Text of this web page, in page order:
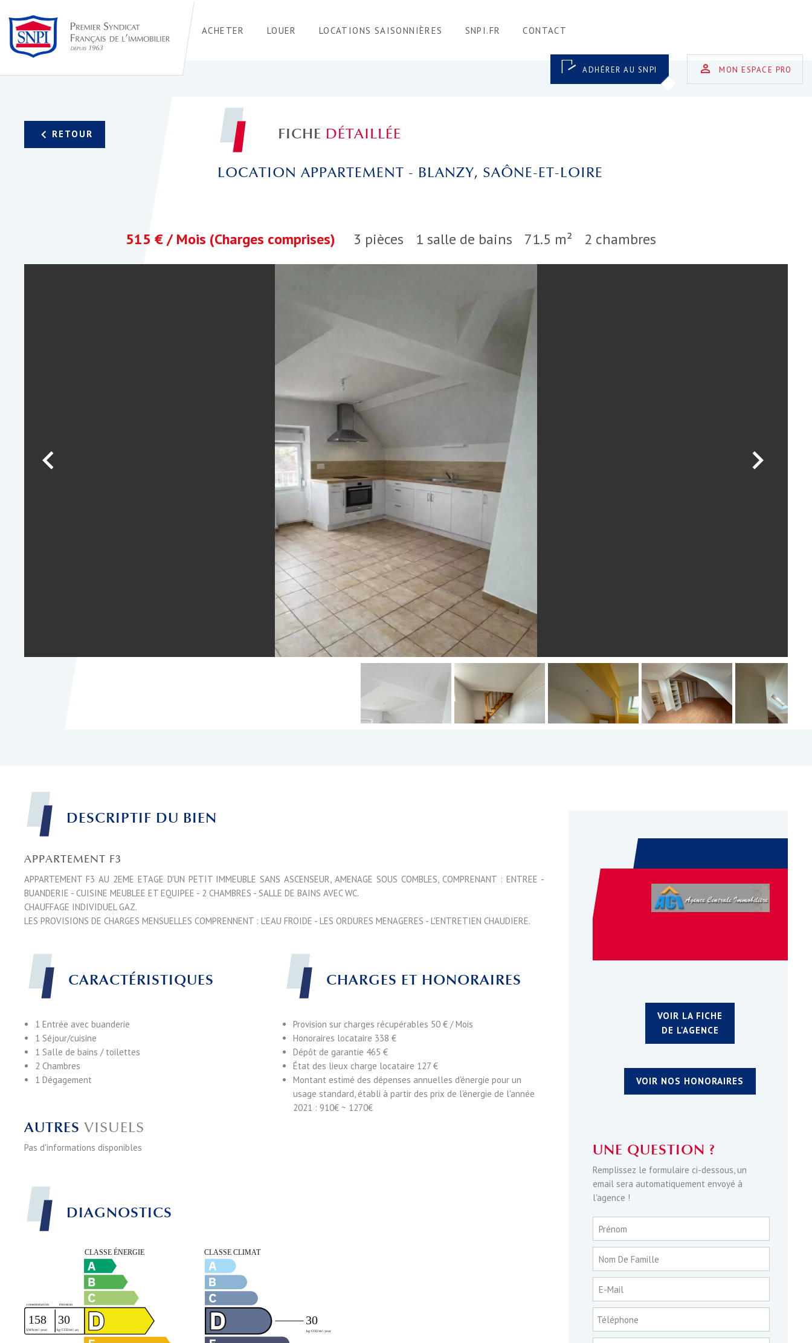
ACHETER LOUER LOCATIONS SAISONNIÈRES SNPI.FR CONTACT
ADHÉRER AU SNPI MON ESPACE PRO
FICHE DÉTAILLÉE
LOCATION APPARTEMENT - BLANZY, SAÔNE-ET-LOIRE
3 pièces 1 salle de bains 71.5 m² 2 chambres
515 € / Mois (Charges comprises)
DESCRIPTIF DU BIEN
APPARTEMENT F3
APPARTEMENT F3 AU 2EME ETAGE D'UN PETIT IMMEUBLE SANS ASCENSEUR, AMENAGE SOUS COMBLES, COMPRENANT : ENTREE -
BUANDERIE - CUISINE MEUBLEE ET EQUIPEE - 2 CHAMBRES - SALLE DE BAINS AVEC WC.
CHAUFFAGE INDIVIDUEL GAZ.
LES PROVISIONS DE CHARGES MENSUELLES COMPRENNENT : L'EAU FROIDE - LES ORDURES MENAGERES - L'ENTRETIEN CHAUDIERE.
CARACTÉRISTIQUES
1 Entrée avec buanderie
1 Séjour/cuisine
1 Salle de bains / toilettes
2 Chambres
1 Dégagement
CHARGES ET HONORAIRES
Provision sur charges récupérables 50 € / Mois
Honoraires locataire 338 €
Dépôt de garantie 465 €
État des lieux charge locataire 127 €
Montant estimé des dépenses annuelles d'énergie pour un
usage standard, établi à partir des prix de l'énergie de l'année
2021 : 910€ ~ 1270€
AUTRES VISUELS
Pas d'informations disponibles
DIAGNOSTICS
VOIR LA FICHE
DE L'AGENCE
VOIR NOS HONORAIRES
UNE QUESTION ?
Remplissez le formulaire ci-dessous, un
email sera automatiquement envoyé à
l'agence !
Prénom
Nom De Famille
E-Mail
Téléphone